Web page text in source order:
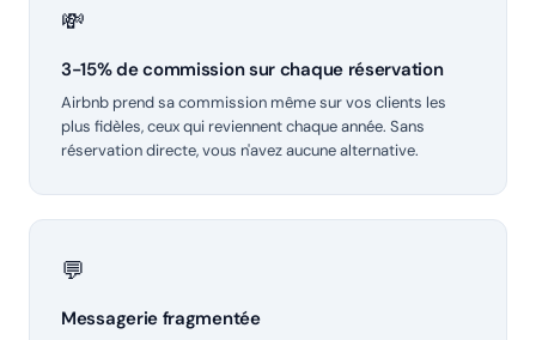
💸
3-15% de commission sur chaque réservation
Airbnb prend sa commission même sur vos clients les
plus fidèles, ceux qui reviennent chaque année. Sans
réservation directe, vous n'avez aucune alternative.
💬
Messagerie fragmentée